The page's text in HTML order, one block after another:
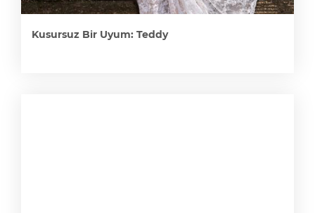
Kusursuz Bir Uyum: Teddy